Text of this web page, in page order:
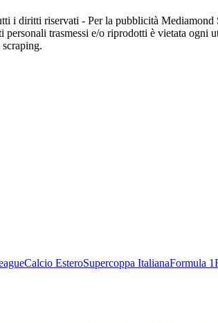
i diritti riservati - Per la pubblicità
personali trasmessi e/o riprodotti è vietata ogni
Calcio EsteroSupercoppa ItalianaFormula 1